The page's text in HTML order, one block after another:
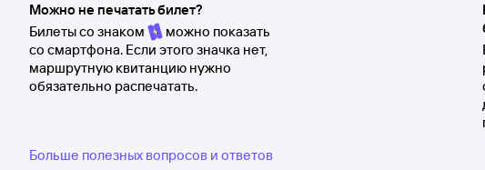
Можно не печатать билет?
Билеты со знаком
можно показать
со смартфона. Если этого значка нет,
маршрутную квитанцию нужно
обязательно распечатать.
Больше полезных вопросов и ответов